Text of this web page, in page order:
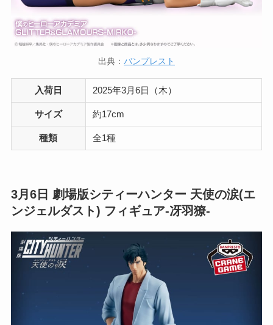
出典： バンプレスト
入荷日 2025年3月6日（木）
サイズ 約17cm
種類 全1種
3月6日 劇場版シティーハンター 天使の涙(エ
ンジェルダスト) フィギュア-冴羽獠-